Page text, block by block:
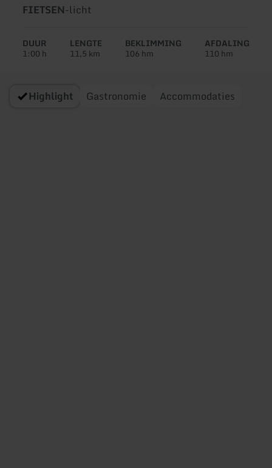
Soort
FIETSEN-Moeilijkheidsgraad:
licht
DUUR
1:00 h
LENGTE
11,5 km
BEKLIMMING
106 hm
AFDALING
110 hm
Highlight Gastronomie Accommodaties